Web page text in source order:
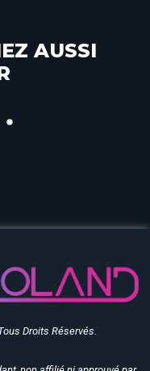
AUSSI
Playland à
Droits Réservés.